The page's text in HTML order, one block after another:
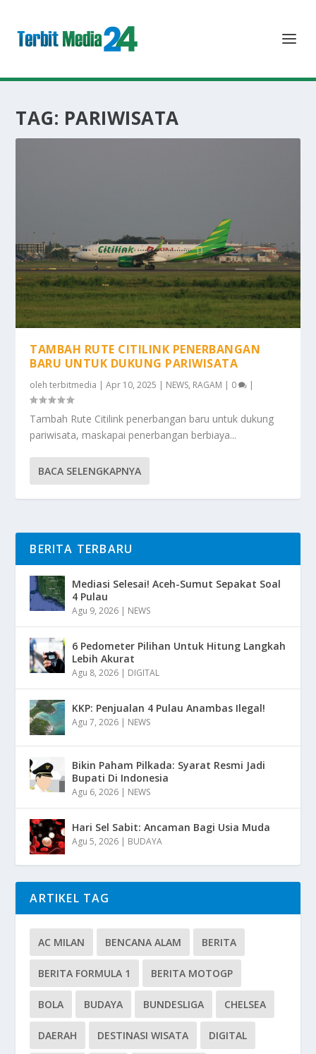
TAG: PARIWISATA
TAMBAH RUTE CITILINK PENERBANGAN
BARU UNTUK DUKUNG PARIWISATA
olehterbitmedia |Apr 10, 2025 | NEWS, RAGAM | 0 |
Tambah Rute Citilink penerbangan baru untuk dukung
pariwisata, maskapai penerbangan berbiaya...
BACA SELENGKAPNYA
BERITA TERBARU
Mediasi Selesai! Aceh-Sumut Sepakat Soal
4 Pulau
Agu 9, 2026 | NEWS
6 Pedometer Pilihan Untuk Hitung Langkah
Lebih Akurat
Agu 8, 2026 | DIGITAL
KKP: Penjualan 4 Pulau Anambas Ilegal!
Agu 7, 2026 | NEWS
Bikin Paham Pilkada: Syarat Resmi Jadi
Bupati Di Indonesia
Agu 6, 2026 | NEWS
Hari Sel Sabit: Ancaman Bagi Usia Muda
Agu 5, 2026 | BUDAYA
ARTIKEL TAG
AC MILAN BENCANA ALAM BERITA
BERITA FORMULA 1 BERITA MOTOGP
BOLA BUDAYA BUNDESLIGA CHELSEA
DAERAH DESTINASI WISATA DIGITAL